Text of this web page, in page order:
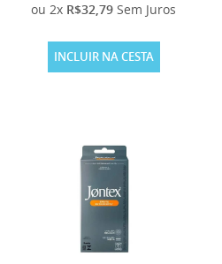
ou 2x R$32,79 Sem Juros
INCLUIR NA CESTA